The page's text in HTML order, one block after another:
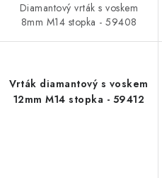
Diamantový vrták s voskem
8mm M14 stopka - 59408
Vrták diamantový s voskem
12mm M14 stopka - 59412